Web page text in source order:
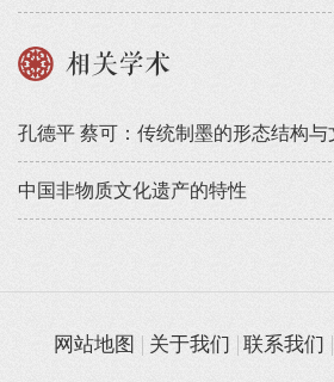
相关学术
孔德平 蔡可：传统制墨的形态结构与
中国非物质文化遗产的特性
网站地图 关于我们 联系我们